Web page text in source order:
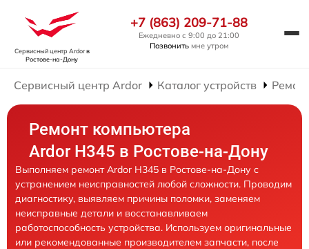
Сервисный центр Ardorв
Ростове-на-Дону
+7 (863) 209-71-88
Ежедневно с 9:00 до 21:00
Позвонить мне утром
Сервисный центр Ardor Каталог устройств
Ремонт компьютера
Ardor H345 в Ростове-на-Дону
Выполняем ремонт Ardor H345 в Ростове-на-Дону с
устранением неисправностей любой сложности. Проводим
диагностику, выявляем причины поломки, заменяем
неисправные детали и восстанавливаем
работоспособность устройства. Используем оригинальные
или рекомендованные производителем запчасти, после